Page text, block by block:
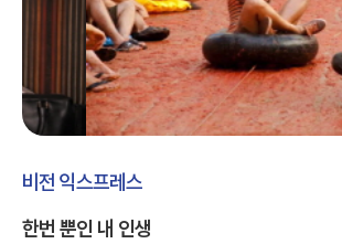
비전 익스프레스
한번 뿐인 내 인생